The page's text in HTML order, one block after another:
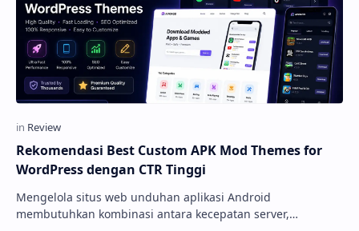
Rekomendasi Best Custom APK Mod Themes for
WordPress dengan CTR Tinggi
Mengelola situs web unduhan aplikasi Android
membutuhkan kombinasi antara kecepatan server,